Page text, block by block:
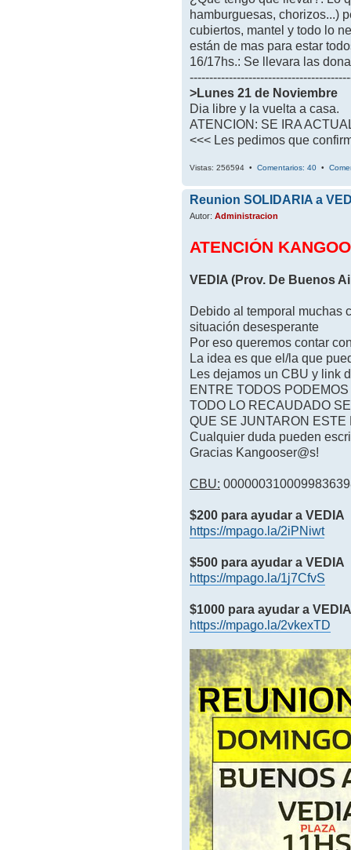
hamburguesas, chorizos...)
cubiertos, mantel y todo lo
están de mas para estar
16/17hs.: Se llevara las
>Lunes 21 de Noviembre
Dia libre y la vuelta a casa.
ATENCION: SE IRA
<<< Les pedimos que
Vistas: 256594 • Comentarios: 40 •
Reunion SOLIDARIA a
Autor: Administracion
ATENCIÓN
VEDIA (Prov. De Buenos
Debido al temporal muchas
situación desesperante
Por eso queremos contar
La idea es que el/la que
Les dejamos un CBU y link
ENTRE TODOS
TODO LO RECAUDADO
QUE SE JUNTARON ESTE
Cualquier duda pueden
Gracias Kangooser@s!
CBU:
$200 para ayudar a VEDIA
https://mpago.la/2iPNiwt
$500 para ayudar a VEDIA
https://mpago.la/1j7CfvS
$1000 para ayudar a VEDIA
https://mpago.la/2vkexTD